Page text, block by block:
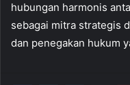
hubungan harmonis
sebagai mitra strategis
dan penegakan hukum